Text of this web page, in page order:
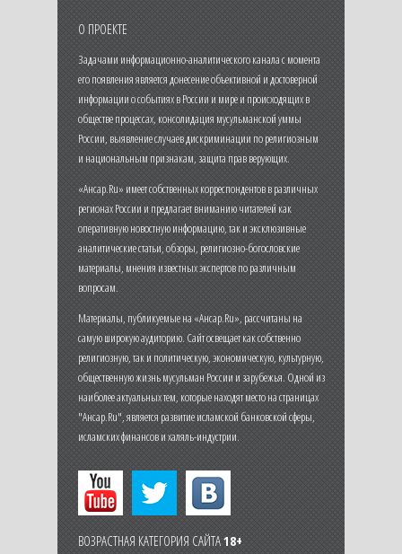
О ПРОЕКТЕ
Задачами информационно-аналитического канала с момента
его появления является донесение объективной и достоверной
информации о событиях в России и мире и происходящих в
обществе процессах, консолидация мусульманской уммы
России, выявление случаев дискриминации по религиозным
и национальным признакам, защита прав верующих.
«Ансар.Ru» имеет собственных корреспондентов в различных
регионах России и предлагает вниманию читателей как
оперативную новостную информацию, так и эксклюзивные
аналитические статьи, обзоры, религиозно-богословские
материалы, мнения известных экспертов по различным
вопросам.
Материалы, публикуемые на «Ансар.Ru», рассчитаны на
самую широкую аудиторию. Сайт освещает как собственно
религиозную, так и политическую, экономическую, культурную,
общественную жизнь мусульман России и зарубежья. Одной из
наиболее актуальных тем, которые находят место на страницах
"Ансар.Ru", является развитие исламской банковской сферы,
исламских финансов и халяль-индустрии.
ВОЗРАСТНАЯ КАТЕГОРИЯ САЙТА18+